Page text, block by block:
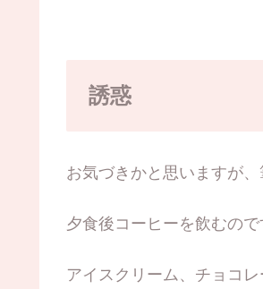
誘惑
お気づきかと思いますが
夕食後コーヒーを飲むの
アイスクリーム、チョコ